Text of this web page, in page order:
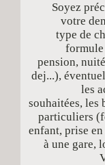
Soyez
votre
type de
pension,
dej...),
les
souhaitées, les
particuliers
enfant, prise en
à une gare,